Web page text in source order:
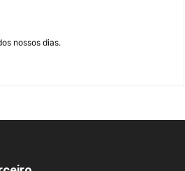
nossos dias.